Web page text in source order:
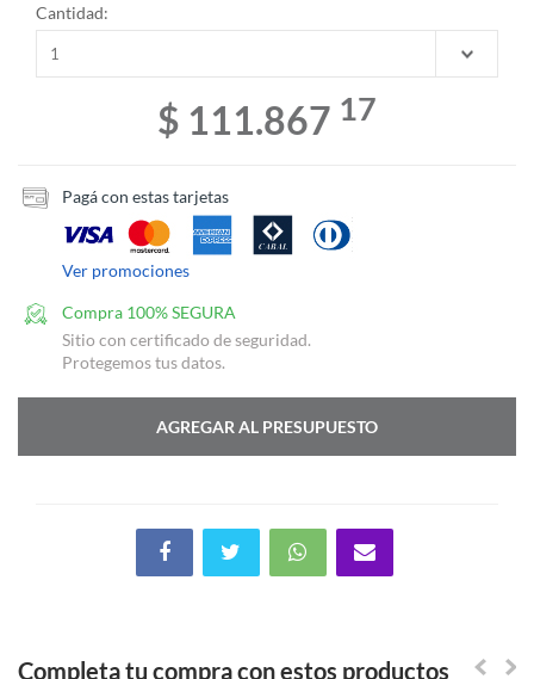
Cantidad:
$ 111.867 17
Pagá con estas tarjetas
Ver promociones
Compra 100% SEGURA
Sitio con certificado de seguridad.
Protegemos tus datos.
AGREGAR AL PRESUPUESTO
Completa tu compra con estos productos